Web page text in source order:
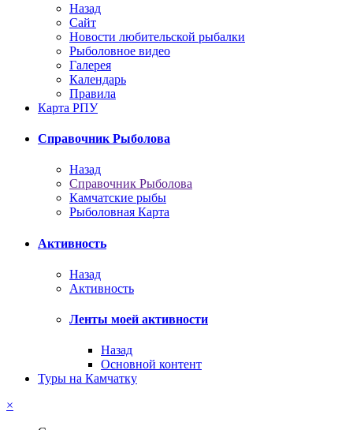
Назад
Сайт
Новости любительской рыбалки
Рыболовное видео
Галерея
Календарь
Правила
Карта РПУ
Справочник Рыболова
Назад
Справочник Рыболова
Камчатские рыбы
Рыболовная Карта
Активность
Назад
Активность
Ленты моей активности
Назад
Основной контент
Туры на Камчатку
×